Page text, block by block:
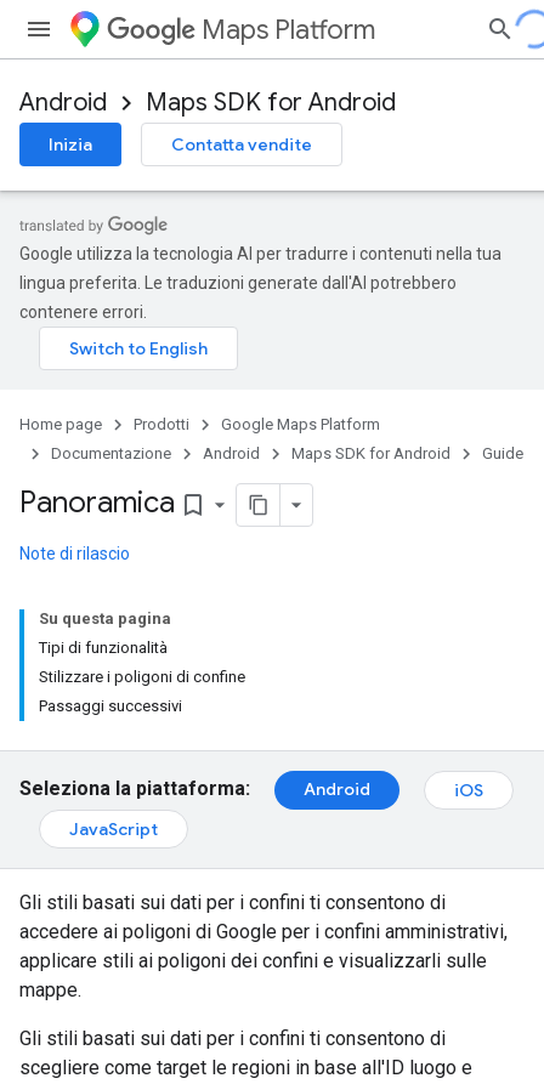
Maps Platform
Android Maps SDK for Android
Inizia Contatta vendite
Google utilizza la tecnologia AI per tradurre i contenuti nella tua
lingua preferita. Le traduzioni generate dall'AI potrebbero
contenere errori.
Home page Prodotti
Google Maps Platform
Documentazione
Android Maps SDK for Android Guide
Panoramica bookmark_border
Note di rilascio
Su questa pagina
Tipi di funzionalità
Stilizzare i poligoni di confine
Passaggi successivi
Seleziona la piattaforma: Android
iOS
JavaScript
Gli stili basati sui dati per i confini ti consentono di
accedere ai poligoni di Google per i confini amministrativi,
applicare stili ai poligoni dei confini e visualizzarli sulle
mappe.
Gli stili basati sui dati per i confini ti consentono di
scegliere come target le regioni in base all'ID luogo e